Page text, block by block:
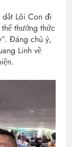
dắt Lôi Con đi
thưởng thức
Đáng chú ý,
Linh về